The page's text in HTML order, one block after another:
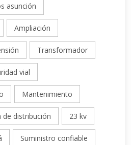
asunción
Ampliación
Transformador
vial
Mantenimiento
de distribución 23 kv
Suministro confiable